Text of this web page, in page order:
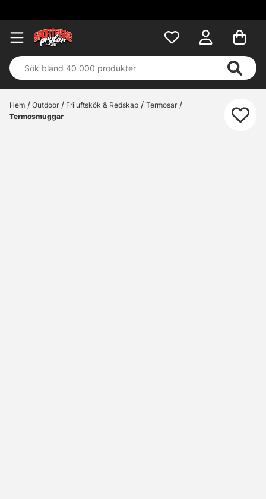
Hem Outdoor Friluftskök & Redskap
Termosar
Termosmuggar